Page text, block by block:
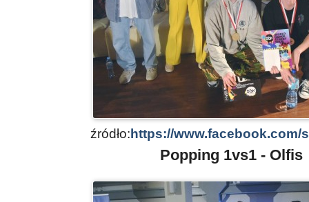
źródło:https://www.facebook.com/
Popping 1vs1 - Olfis